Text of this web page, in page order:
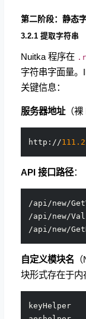
第二阶段：静态
3.2.1 提取字符串
Nuitka 程序在
字符串字面量。
关键信息：
服务器地址（裸
http://
API 接口路径：
/api/new/
/api/new/
/api/new/
自定义模块名
块形式存在于内
keyHelper